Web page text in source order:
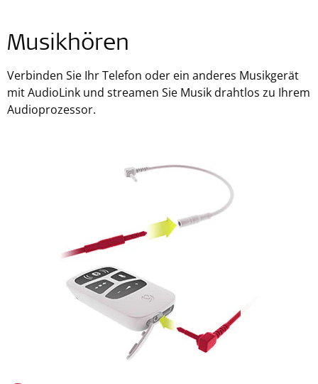
Musikhören
Verbinden Sie Ihr Telefon oder ein anderes Musikgerät
mit AudioLink und streamen Sie Musik drahtlos zu Ihrem
Audioprozessor.